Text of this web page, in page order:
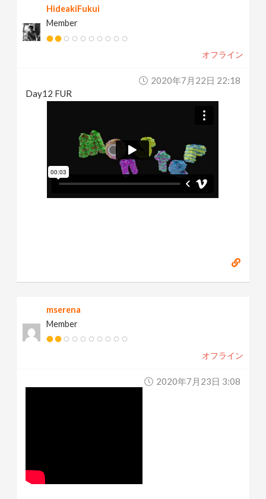
HideakiFukui
Member
オフライン
2020年7月22日 22:18
Day12 FUR
mserena
Member
オフライン
2020年7月23日 3:08